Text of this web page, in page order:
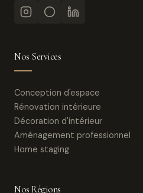
Nos Services
Conception d'espace
Rénovation intérieure
Décoration d'intérieur
Aménagement professionnel
Home staging
Nos Régions